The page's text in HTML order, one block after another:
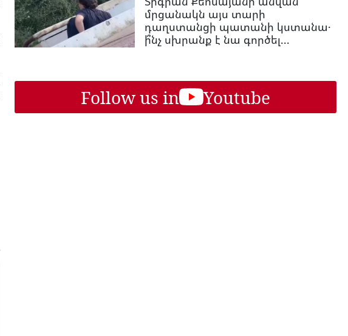
մրցանակն այս տարի
դաղստանցի պատանի կստանա․
ի՞նչ սխրանք է նա գործել...
Follow us in Youtube